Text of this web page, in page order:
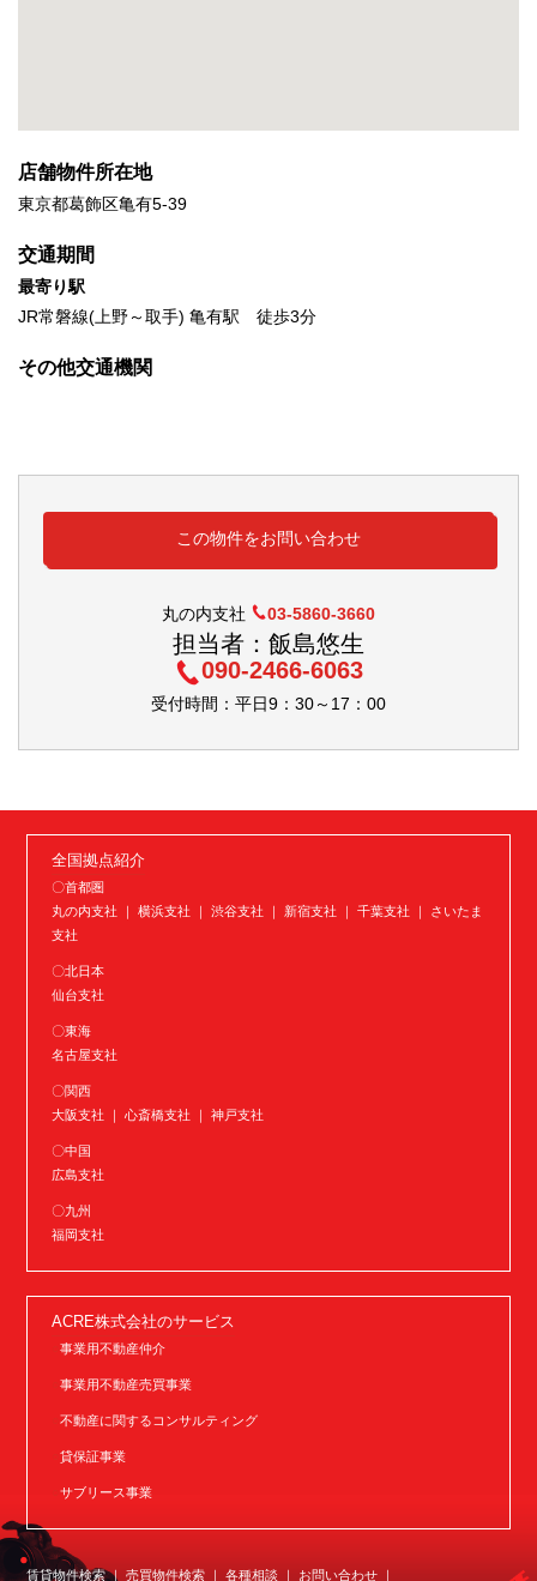
店舗物件所在地
東京都葛飾区亀有5-39
交通期間
最寄り駅
JR常磐線(上野～取手) 亀有駅 徒歩3分
その他交通機関
この物件をお問い合わせ
丸の内支社 03-5860-3660
担当者：飯島悠生
090-2466-6063
受付時間：平日9：30～17：00
全国拠点紹介
〇首都圏
丸の内支社 ｜ 横浜支社 ｜ 渋谷支社 ｜ 新宿支社 ｜ 千葉支社 ｜ さいたま
支社
〇北日本
仙台支社
〇東海
名古屋支社
〇関西
大阪支社 ｜ 心斎橋支社 ｜ 神戸支社
〇中国
広島支社
〇九州
福岡支社
ACRE株式会社のサービス
事業用不動産仲介
事業用不動産売買事業
不動産に関するコンサルティング
貸保証事業
サブリース事業
賃貸物件検索 売買物件検索 各種相談 お問い合わせ